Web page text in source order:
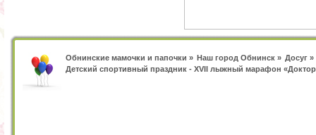
Обнинские мамочки и папочки » Наш город Обнинск» Досуг »
Детский спортивный праздник - XVII лыжный марафон